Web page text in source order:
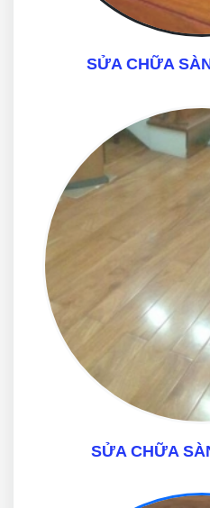
SỬA CHỮA
SỬA CHỮA